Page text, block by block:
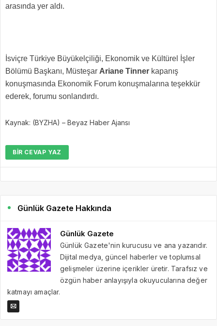
arasında yer aldı.
İsviçre Türkiye Büyükelçiliği, Ekonomik ve Kültürel İşler
Bölümü Başkanı, Müsteşar Ariane Tinner kapanış
konuşmasında Ekonomik Forum konuşmalarına teşekkür
ederek, forumu sonlandırdı.
Kaynak: (BYZHA) – Beyaz Haber Ajansı
BIR CEVAP YAZ
Günlük Gazete Hakkında
Günlük Gazete
Günlük Gazete'nin kurucusu ve ana yazarıdır.
Dijital medya, güncel haberler ve toplumsal
gelişmeler üzerine içerikler üretir. Tarafsız ve
özgün haber anlayışıyla okuyucularına değer
katmayı amaçlar.